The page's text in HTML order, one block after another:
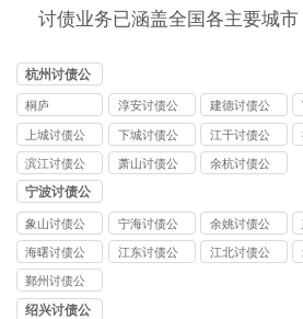
讨债业务已涵盖全国各主要城
杭州讨债公
司
桐庐
淳安讨债公
司
建德讨债公
司
上城讨债公
司
下城讨债公
司
江干讨债公
司
滨江讨债公
司
萧山讨债公
余杭讨债公
宁波讨债公
司
象山讨债公
司
宁海讨债公
司
余姚讨债公
司
海曙讨债公
司
江东讨债公
江北讨债公
鄞州讨债公
司
绍兴讨债公